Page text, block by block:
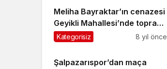
Meliha Bayraktar’ın cenazesi
Geyikli Mahallesi’nde toprağa
verildi
Kategorisiz 8 yıl önce
Şalpazarıspor’dan maça